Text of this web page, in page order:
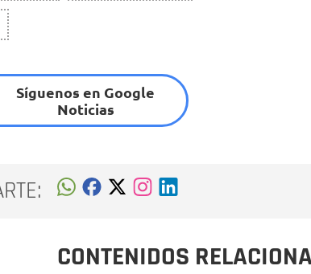
Síguenos en Google
Noticias
CONTENIDOS